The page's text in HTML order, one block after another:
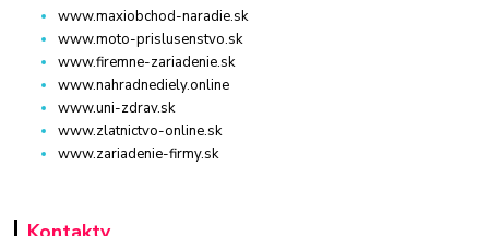
www.maxiobchod-naradie.sk
www.moto-prislusenstvo.sk
www.firemne-zariadenie.sk
www.nahradnediely.online
www.uni-zdrav.sk
www.zlatnictvo-online.sk
www.zariadenie-firmy.sk